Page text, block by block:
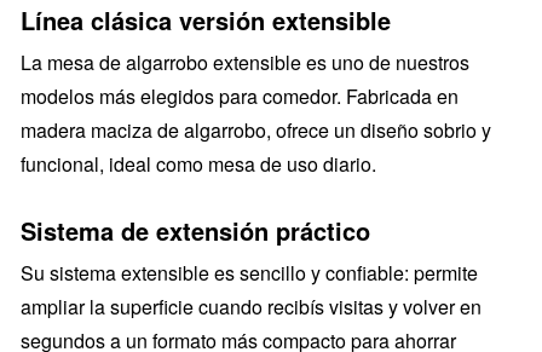
Línea clásica versión extensible
La mesa de algarrobo extensible es uno de nuestros
modelos más elegidos para comedor. Fabricada en
madera maciza de algarrobo, ofrece un diseño sobrio y
funcional, ideal como mesa de uso diario.
Sistema de extensión práctico
Su sistema extensible es sencillo y confiable: permite
ampliar la superficie cuando recibís visitas y volver en
segundos a un formato más compacto para ahorrar